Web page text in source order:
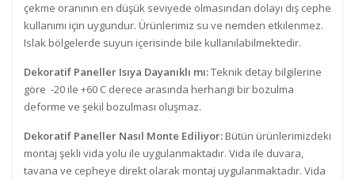
çekme oranının en düşük seviyede olmasından dolayı dış cephe
kullanımı için uygundur. Ürünlerimiz su ve nemden etkilenmez.
Islak bölgelerde suyun içerisinde bile kullanılabilmektedir.
Dekoratif Paneller Isıya Dayanıklı mı:Teknik detay bilgilerine
göre -20 ile +60 C derece arasında herhangi bir bozulma
deforme ve şekil bozulması oluşmaz.
Dekoratif Paneller Nasıl Monte Ediliyor: Bütün ürünlerimizdeki
montaj şekli vida yolu ile uygulanmaktadır. Vida ile duvara,
tavana ve cepheye direkt olarak montaj uygulanmaktadır. Vida